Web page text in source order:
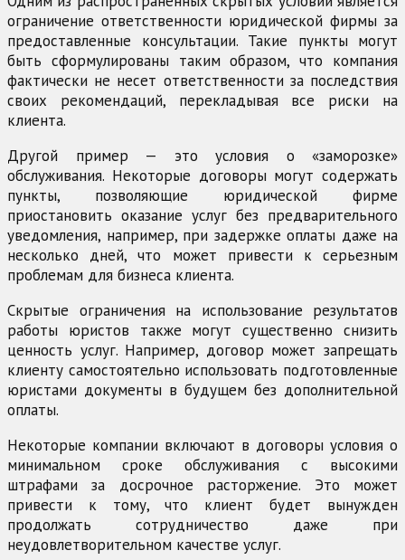
ограничение ответственности юридической фирмы за
предоставленные консультации. Такие пункты могут
быть сформулированы таким образом, что компания
фактически не несет ответственности за последствия
своих рекомендаций, перекладывая все риски на
клиента.
Другой пример — это условия о «заморозке»
обслуживания. Некоторые договоры могут содержать
пункты, позволяющие юридической фирме
приостановить оказание услуг без предварительного
уведомления, например, при задержке оплаты даже на
несколько дней, что может привести к серьезным
проблемам для бизнеса клиента.
Скрытые ограничения на использование результатов
работы юристов также могут существенно снизить
ценность услуг. Например, договор может запрещать
клиенту самостоятельно использовать подготовленные
юристами документы в будущем без дополнительной
оплаты.
Некоторые компании включают в договоры условия о
минимальном сроке обслуживания с высокими
штрафами за досрочное расторжение. Это может
привести к тому, что клиент будет вынужден
продолжать сотрудничество даже при
неудовлетворительном качестве услуг.